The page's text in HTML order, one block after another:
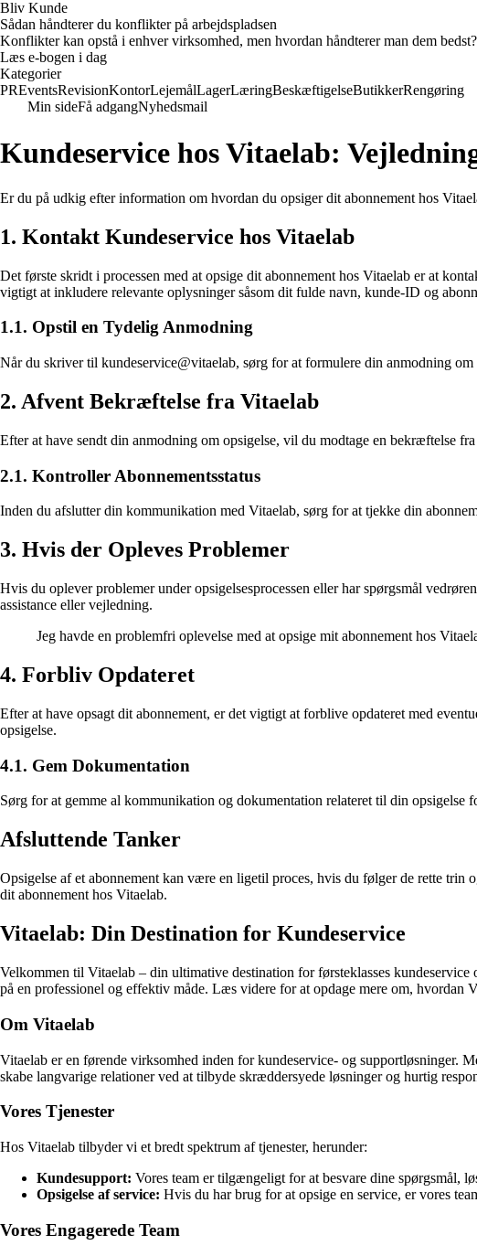
Bliv Kunde
Sådan håndterer du konflikter på arbejdspladsen
Konflikter kan opstå i enhver virksomhed, men hvordan håndterer man dem
Læs e-bogen i dag
Kategorier
PREventsRevisionKontorLejemålLagerLæringBeskæftigelseButikkerRengøring
Min sideFå adgangNyhedsmail
Kundeservice hos Vitaelab:
Er du på udkig efter information om hvordan du opsiger dit abonnement hos
1. Kontakt Kundeservice hos Vitaelab
Det første skridt i processen med at opsige dit abonnement hos Vitaelab er at
vigtigt at inkludere relevante oplysninger såsom dit fulde navn, kunde-ID og
1.1. Opstil en Tydelig Anmodning
Når du skriver til kundeservice@vitaelab, sørg for at formulere din anmodning
2. Afvent Bekræftelse fra Vitaelab
Efter at have sendt din anmodning om opsigelse, vil du modtage en bekræftelse
2.1. Kontroller Abonnementsstatus
Inden du afslutter din kommunikation med Vitaelab, sørg for at tjekke din
3. Hvis der Opleves Problemer
Hvis du oplever problemer under opsigelsesprocessen eller har spørgsmål
assistance eller vejledning.
Jeg havde en problemfri oplevelse med at opsige mit abonnement hos
4. Forbliv Opdateret
Efter at have opsagt dit abonnement, er det vigtigt at forblive opdateret med
opsigelse.
4.1. Gem Dokumentation
Sørg for at gemme al kommunikation og dokumentation relateret til din opsigelse
Afsluttende Tanker
Opsigelse af et abonnement kan være en ligetil proces, hvis du følger de rette
dit abonnement hos Vitaelab.
Vitaelab: Din Destination for Kundeservice
Velkommen til Vitaelab – din ultimative destination for førsteklasses
på en professionel og effektiv måde. Læs videre for at opdage mere om, hvordan
Om Vitaelab
Vitaelab er en førende virksomhed inden for kundeservice- og supportløsninger.
skabe langvarige relationer ved at tilbyde skræddersyede løsninger og hurtig
Vores Tjenester
Hos Vitaelab tilbyder vi et bredt spektrum af tjenester, herunder:
Kundesupport: Vores team er tilgængeligt for at besvare dine spørgsmål,
Opsigelse af service: Hvis du har brug for at opsige en service, er vores
Vores Engagerede Team